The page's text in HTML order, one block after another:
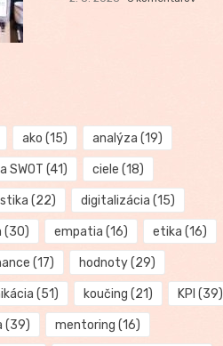
ako (15) analýza (19)
SWOT (41) ciele (18)
(22) digitalizácia (15)
(30) empatia (16) etika (16)
(17) hodnoty(29)
(51) koučing (21) KPI (39)
(39) mentoring (16)